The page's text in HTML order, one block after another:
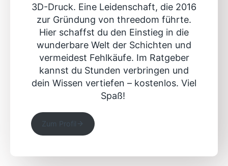
3D-Druck. Eine Leidenschaft, die 2016
zur Gründung von threedom führte.
Hier schaffst du den Einstieg in die
wunderbare Welt der Schichten und
vermeidest Fehlkäufe. Im Ratgeber
kannst du Stunden verbringen und
dein Wissen vertiefen – kostenlos. Viel
Spaß!
Zum Profil